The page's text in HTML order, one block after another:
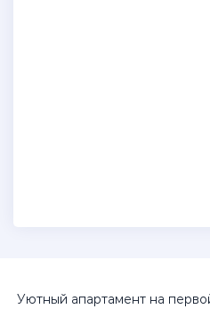
Уютный апартамент на